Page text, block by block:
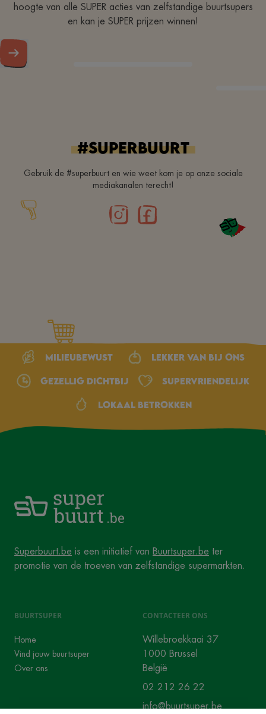
hoogte van alle SUPER acties van zelfstandige buurtsupers
en kan je SUPER prijzen winnen!
#superbuurt
Gebruik de #superbuurt en wie weet kom je op onze sociale
mediakanalen terecht!
Milieubewust Lekker van bij ons
Gezellig dichtbij Supervriendelijk
Lokaal betrokken
Superbuurt.be is een initiatief van Buurtsuper.be ter
promotie van de troeven van zelfstandige supermarkten.
BUURTSUPER
Home
Vind jouw buurtsuper
Over ons
CONTACTEER ONS
Willebroekkaai 37
1000 Brussel
België
02 212 26 22
info@buurtsuper.be